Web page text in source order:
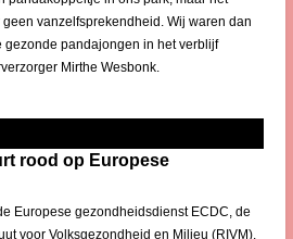
vanzelfsprekendheid. Wij waren dan
gezonde pandajongen in het verblijf
Mirthe Wesbonk.
rood op Europese
Europese gezondheidsdienst ECDC, de
voor Volksgezondheid en Milieu (RIVM).